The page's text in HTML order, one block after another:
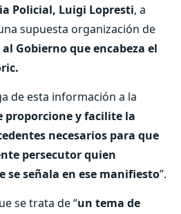
Policial, Luigi Lopresti, a
supuesta organización de
Gobierno que encabeza el
de esta información a la
proporcione y facilite la
necesarios para que
persecutor quien
se señala en ese manifiesto”.
se trata de “un tema de